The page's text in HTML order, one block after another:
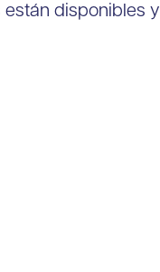
están disponibles y